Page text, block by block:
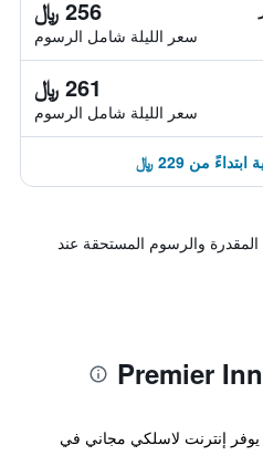
256 ﷼
سعر الليلة شامل الرسوم
261 ﷼
سعر الليلة شامل الرسوم
والرسوم المستحقة عند
إنترنت لاسلكي مجاني في